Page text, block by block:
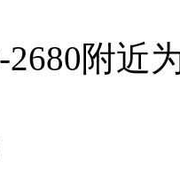
附近